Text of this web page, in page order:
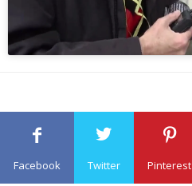
Facebook Twitter Pinterest